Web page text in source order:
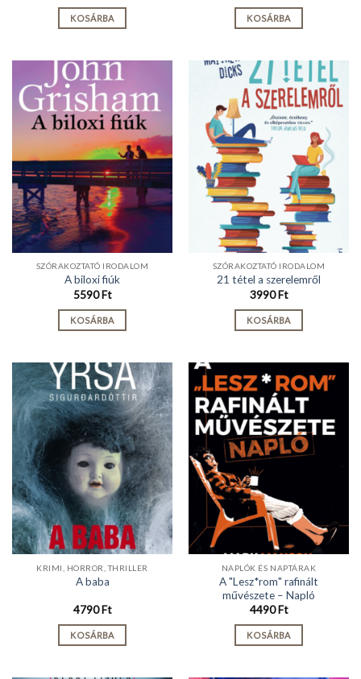
KOSÁRBA KOSÁRBA
SZÓRAKOZTATÓ IRODALOM
A biloxi fiúk
5590Ft
KOSÁRBA
SZÓRAKOZTATÓ IRODALOM
21 tétel a szerelemről
3990Ft
KOSÁRBA
KRIMI, HORROR, THRILLER
A baba
4790Ft
KOSÁRBA
NAPLÓK ÉS NAPTÁRAK
A "Lesz*rom" rafinált
művészete – Napló
4490Ft
KOSÁRBA